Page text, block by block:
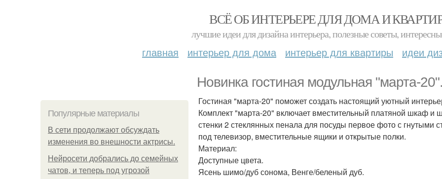
ВСЁ ОБ ИНТЕРЬЕРЕ ДЛЯ ДОМА И
лучшие идеи для дизайна интерьера, полезные советы,
главная интерьер для дома интерьер для квартиры идеи
Новинка гостиная модульная "марта-
Популярные материалы
В сети продолжают обсуждать
изменения во внешности актрисы.
Нейросети добрались до семейных
чатов, и теперь под угрозой
Гостиная "марта-20" поможет создать настоящий уютный
Комплект "марта-20" включает вместительный платяной шкаф
стенки 2 стеклянных пенала для посуды первое фото с гнутыми
под телевизор, вместительные ящики и открытые полки.
Материал:
Доступные цвета.
Ясень шимо/дуб сонома, Венге/беленый дуб.